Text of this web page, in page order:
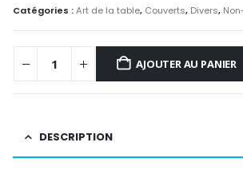
Catégories :Art de la table, Couverts, Divers,
AJOUTER AU PANIER
DESCRIPTION